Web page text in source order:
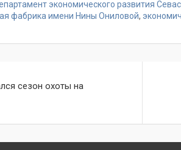
экономического развития
фабрика имени Нины Ониловой,
сезон охоты на